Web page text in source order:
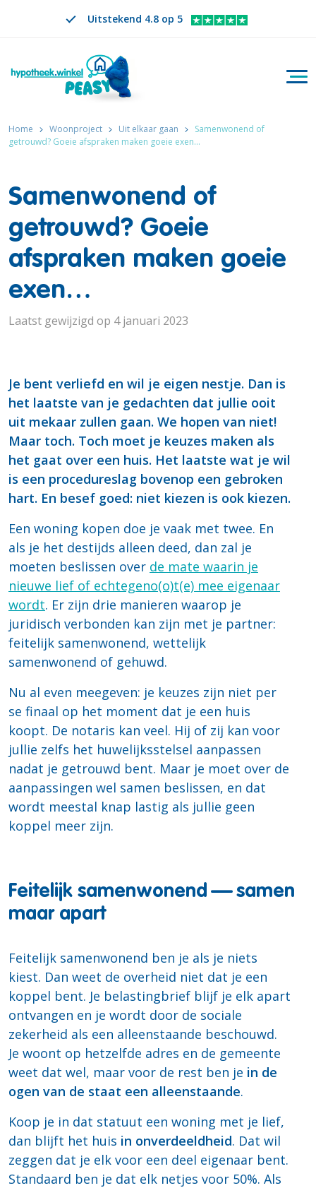
Uitstekend 4.8 op 5
Zoeken
VERANDER TAAL. GESELECTEERDE TAAL IS
NL
Home Woonproject Uit elkaar gaan
Samenwonend of
getrouwd? Goeie afspraken maken goeie exen…
Samenwonend of
getrouwd? Goeie
afspraken maken goeie
exen…
Laatst gewijzigd op 4 januari 2023
Je bent verliefd en wil je eigen nestje. Dan is
het laatste van je gedachten dat jullie ooit
uit mekaar zullen gaan. We hopen van niet!
Maar toch. Toch moet je keuzes maken als
het gaat over een huis. Het laatste wat je wil
is een procedureslag bovenop een gebroken
hart. En besef goed: niet kiezen is ook kiezen.
Een woning kopen doe je vaak met twee. En
als je het destijds alleen deed, dan zal je
moeten beslissen over de mate waarin je
nieuwe lief of echtegeno(o)t(e) mee eigenaar
wordt. Er zijn drie manieren waarop je
juridisch verbonden kan zijn met je partner:
feitelijk samenwonend, wettelijk
samenwonend of gehuwd.
Nu al even meegeven: je keuzes zijn niet per
se finaal op het moment dat je een huis
koopt. De notaris kan veel. Hij of zij kan voor
jullie zelfs het huwelijksstelsel aanpassen
nadat je getrouwd bent. Maar je moet over de
aanpassingen wel samen beslissen, en dat
wordt meestal knap lastig als jullie geen
koppel meer zijn.
Feitelijk samenwonend — samen
maar apart
Feitelijk samenwonend ben je als je niets
kiest. Dan weet de overheid niet dat je een
koppel bent. Je belastingbrief blijf je elk apart
ontvangen en je wordt door de sociale
zekerheid als een alleenstaande beschouwd.
Je woont op hetzelfde adres en de gemeente
weet dat wel, maar voor de rest ben je in de
ogen van de staat een alleenstaande.
Koop je in dat statuut een woning met je lief,
dan blijft het huis in onverdeeldheid. Dat wil
zeggen dat je elk voor een deel eigenaar bent.
Standaard ben je dat elk netjes voor 50%. Als